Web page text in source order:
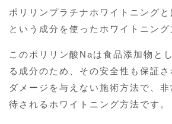
ポリリンプラチナホワイトニング
という成分を使ったホワイトニング
このポリリン酸Naは食品添加物と
る成分のため、その安全性も保証
ダメージを与えない施術方法で、
待されるホワイトニング方法です。